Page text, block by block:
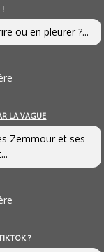
!
ou en pleurer ?...
LA VAGUE
Zemmour et ses
?